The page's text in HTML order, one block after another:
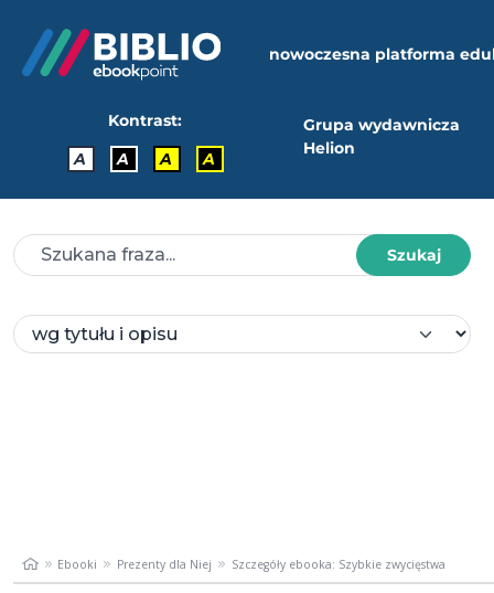
nowoczesna platforma
Kontrast:
A
A A A
Grupa wydawnicza
Helion
Szukaj
Ebooki Prezenty dla Niej Szczegóły ebooka: Szybkie zwycięstwa